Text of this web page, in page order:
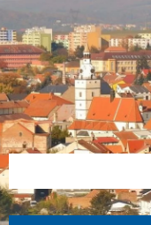
obsah
levý
panel
patičku